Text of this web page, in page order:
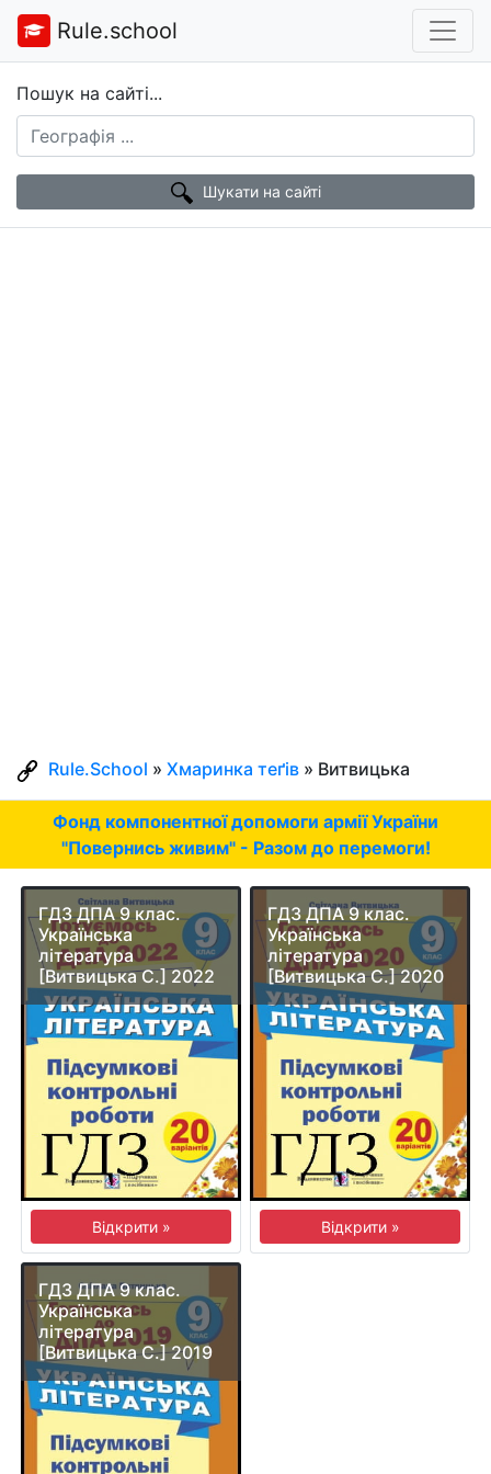
Rule.school
Пошук на сайті...
Шукати на сайті
Rule.School » Хмаринка теґів » Витвицька
Фонд компонентної допомоги армії України
"Повернись живим" - Разом до перемоги!
ГДЗ ДПА 9 клас.
Українська
література
[Витвицька С.] 2022
Відкрити »
ГДЗ ДПА 9 клас.
Українська
література
[Витвицька С.] 2020
Відкрити »
ГДЗ ДПА 9 клас.
Українська
література
[Витвицька С.] 2019